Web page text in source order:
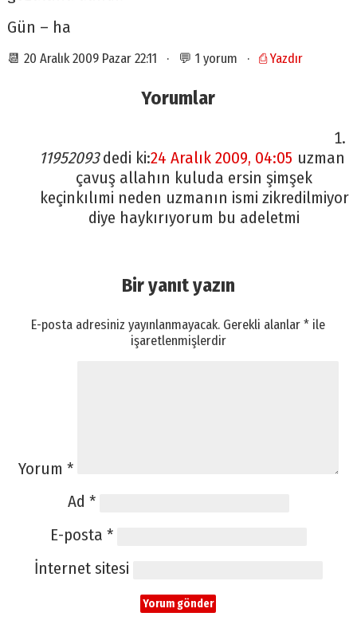
Gün – ha
📆 20 Aralık 2009 Pazar 22:11 · 💬 1 yorum · ⎙ Yazdır
Yorumlar
11952093 dedi ki:24 Aralık 2009, 04:05 uzman
çavuş allahın kuluda ersin şimşek
keçinkılımi neden uzmanın ismi zikredilmiyor
diye haykırıyorum bu adeletmi
Bir yanıt yazın
E-posta adresiniz yayınlanmayacak. Gerekli alanlar* ile
işaretlenmişlerdir
Yorum *
Ad *
E-posta *
İnternet sitesi